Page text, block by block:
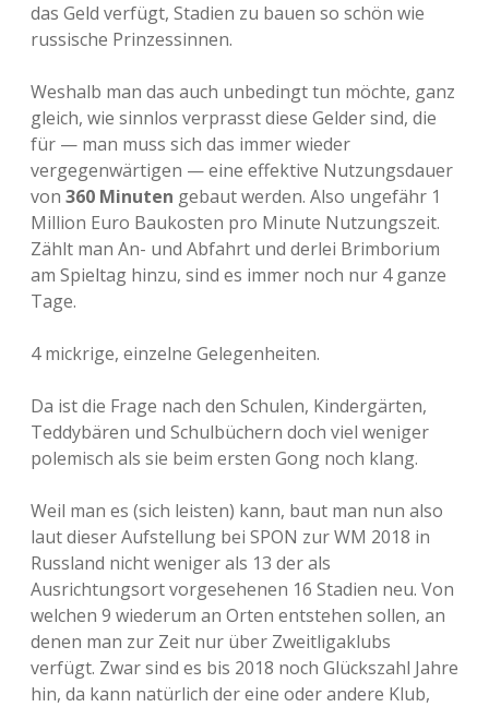
das Geld verfügt, Stadien zu bauen so schön wie
russische Prinzessinnen.
Weshalb man das auch unbedingt tun möchte, ganz
gleich, wie sinnlos verprasst diese Gelder sind, die
für — man muss sich das immer wieder
vergegenwärtigen — eine effektive Nutzungsdauer
von 360 Minuten gebaut werden. Also ungefähr 1
Million Euro Baukosten pro Minute Nutzungszeit.
Zählt man An- und Abfahrt und derlei Brimborium
am Spieltag hinzu, sind es immer noch nur 4 ganze
Tage.
4 mickrige, einzelne Gelegenheiten.
Da ist die Frage nach den Schulen, Kindergärten,
Teddybären und Schulbüchern doch viel weniger
polemisch als sie beim ersten Gong noch klang.
Weil man es (sich leisten) kann, baut man nun also
laut dieser Aufstellung bei SPON zur WM 2018 in
Russland nicht weniger als 13 der als
Ausrichtungsort vorgesehenen 16 Stadien neu. Von
welchen 9 wiederum an Orten entstehen sollen, an
denen man zur Zeit nur über Zweitligaklubs
verfügt. Zwar sind es bis 2018 noch Glückszahl Jahre
hin, da kann natürlich der eine oder andere Klub,